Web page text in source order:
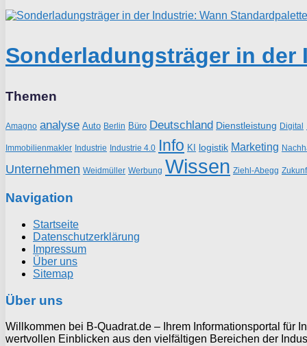
Sonderladungsträger in der
Themen
Amagno analyse Auto Berlin Büro Deutschland Dienstleistung Digital
Immobilienmakler Industrie Industrie 4.0 Info KI logistik Marketing
Unternehmen Weidmüller Werbung Wissen Ziehl-Abegg
Navigation
Startseite
Datenschutzerklärung
Impressum
Über uns
Sitemap
Über uns
Willkommen bei B-Quadrat.de – Ihrem Informationsportal für
wertvollen Einblicken aus den vielfältigen Bereichen der